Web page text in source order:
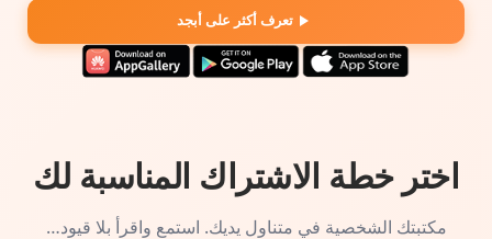
تعرف أكثر على أبجد
اختر خطة الاشتراك المناسبة لك
مكتبتك الشخصية في متناول يديك. استمع واقرأ بلا قيود…